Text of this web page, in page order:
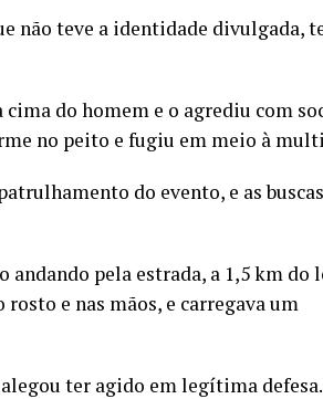
não teve a identidade divulgada,
do homem e o agrediu com
no peito e fugiu em meio à
do evento, e as
pela estrada, a 1,5 km do
e nas mãos, e carregava um
ter agido em legítima defesa.